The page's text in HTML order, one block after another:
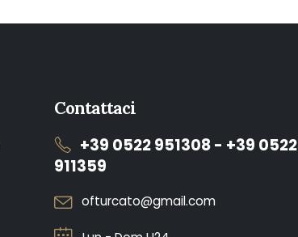
Contattaci
+39 0522 951308 - +39 0522
911359
ofturcato@gmail.com